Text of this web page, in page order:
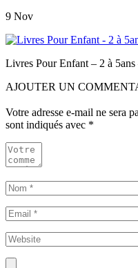
9 Nov
Livres Pour Enfant – 2 à
AJOUTER UN
Votre adresse e-mail ne sera
sont indiqués avec *